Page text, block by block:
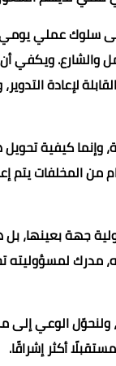
سلوك عملي يومي.
ويكفي
لإعادة
وإنما كيفية
المخلفات يتم
جهة بعينها،
مدرك لمسؤوليته
ولنحوّل الوعي
أكثر إشراقًا.